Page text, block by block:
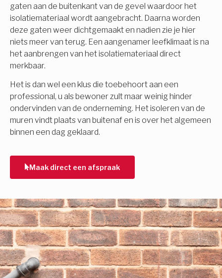
gaten aan de buitenkant van de gevel waardoor het
isolatiemateriaal wordt aangebracht. Daarna worden
deze gaten weer dichtgemaakt en nadien zie je hier
niets meer van terug. Een aangenamer leefklimaat is na
het aanbrengen van het isolatiemateriaal direct
merkbaar.
Het is dan wel een klus die toebehoort aan een
professional, u als bewoner zult maar weinig hinder
ondervinden van de onderneming. Het isoleren van de
muren vindt plaats van buitenaf en is over het algemeen
binnen een dag geklaard.
Maak direct een afspraak